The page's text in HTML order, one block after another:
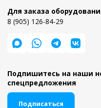
Для заказа
8 (905) 126-84-29
Подпишитесь на наши
спецпредложения
Подписаться